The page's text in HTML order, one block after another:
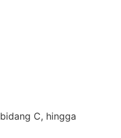
C, hingga